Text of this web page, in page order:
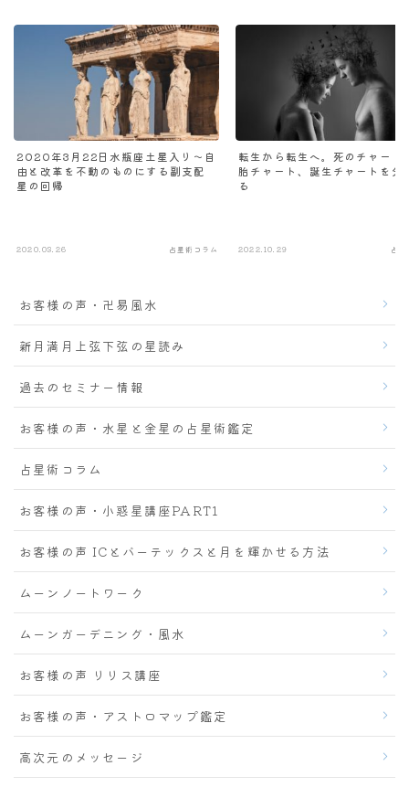
2020年3月22日水瓶座土星入り～自
由と改革を不動のものにする副支配
星の回帰
2020.03.26 占星術コラム
転生から転生へ。死のチャート
胎チャート、誕生チャートを分
る
2022.10.29 占
お客様の声・卍易風水
新月満月上弦下弦の星読み
過去のセミナー情報
お客様の声・水星と金星の占星術鑑定
占星術コラム
お客様の声・小惑星講座PART1
お客様の声 ICとバーテックスと月を輝かせる方法
ムーンノートワーク
ムーンガーデニング・風水
お客様の声 リリス講座
お客様の声・アストロマップ鑑定
高次元のメッセージ